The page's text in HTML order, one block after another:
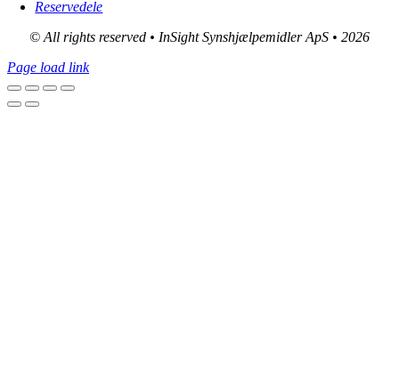
Reservedele
© All rights reserved • InSight Synshjælpemidler ApS • 2026
Page load link